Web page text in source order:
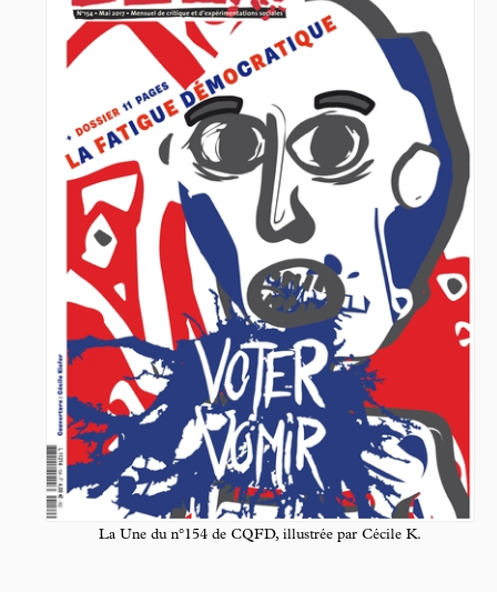
La Une du n°154 de CQFD, illustrée par Cécile K.